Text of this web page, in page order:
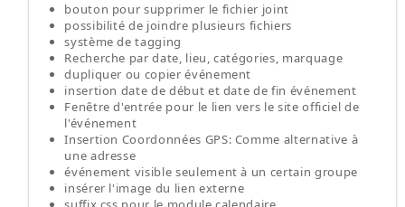
bouton pour supprimer le fichier joint
possibilité de joindre plusieurs fichiers
système de tagging
Recherche par date, lieu, catégories, marquage
dupliquer ou copier événement
insertion date de début et date de fin événement
Fenêtre d'entrée pour le lien vers le site officiel de
l'événement
Insertion Coordonnées GPS: Comme alternative à
une adresse
événement visible seulement à un certain groupe
insérer l'image du lien externe